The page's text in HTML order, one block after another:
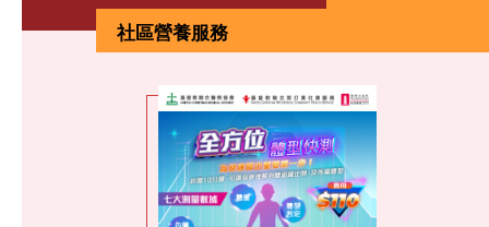
社區營養服務